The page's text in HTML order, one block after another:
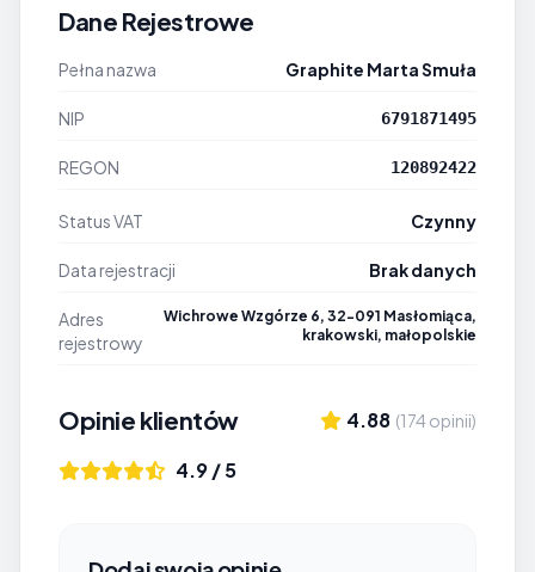
Dane Rejestrowe
Pełna nazwa Graphite Marta Smuła
NIP 6791871495
REGON 120892422
Status VAT Czynny
Data rejestracji Brak danych
Adres
rejestrowy
Wichrowe Wzgórze 6, 32-091 Masłomiąca,
krakowski, małopolskie
Opinie klientów 4.88 (174 opinii)
4.9 / 5